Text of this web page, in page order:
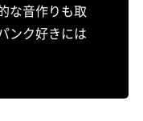
な音作りも取
ンク好きには